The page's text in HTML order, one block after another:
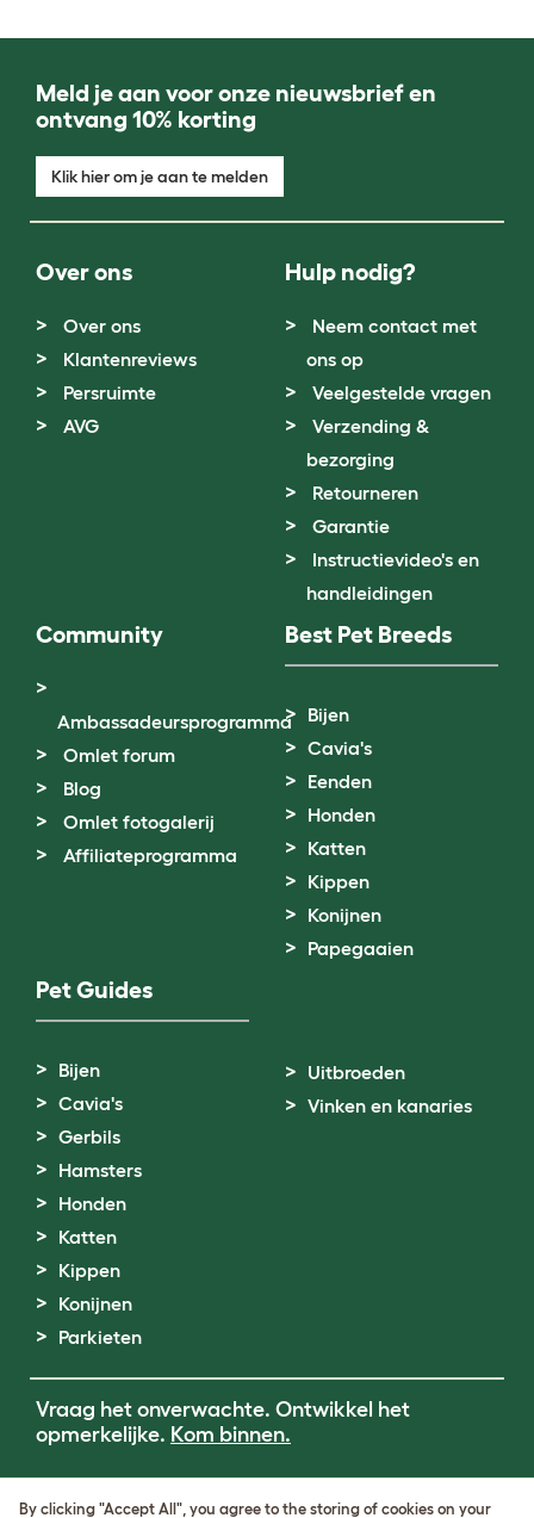
Meld je aan voor onze nieuwsbrief en
ontvang 10% korting
Klik hier om je aan te melden
Over ons
Over ons
Klantenreviews
Persruimte
AVG
Hulp nodig?
Neem contact met
ons op
Veelgestelde vragen
Verzending &
bezorging
Retourneren
Garantie
Instructievideo's en
handleidingen
Community
Ambassadeursprogramma
Omlet forum
Blog
Omlet fotogalerij
Affiliateprogramma
Best Pet Breeds
Bijen
Cavia's
Eenden
Honden
Katten
Kippen
Konijnen
Papegaaien
Pet Guides
Bijen
Cavia's
Gerbils
Hamsters
Honden
Katten
Kippen
Konijnen
Parkieten
Uitbroeden
Vinken en kanaries
Vraag het onverwachte. Ontwikkel het
opmerkelijke. Kom binnen.
By clicking "Accept All", you agree to the storing of cookies on your